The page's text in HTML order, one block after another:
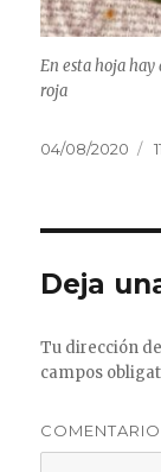
En esta hoja
roja
Publicado
04/08/2020
Deja
Tu dirección
campos
COMENTARIO